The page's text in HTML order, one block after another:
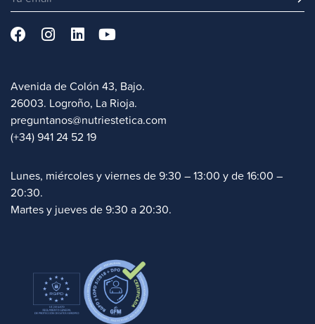
Avenida de Colón 43, Bajo.
26003. Logroño, La Rioja.
preguntanos@nutriestetica.com
(+34) 941 24 52 19
Lunes, miércoles y viernes de 9:30 – 13:00 y de 16:00 –
20:30.
Martes y jueves de 9:30 a 20:30.